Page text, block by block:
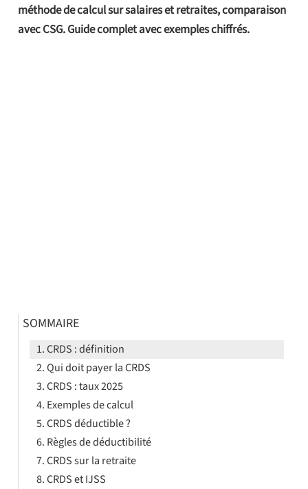
méthode de calcul sur salaires et retraites, comparaison
avec CSG. Guide complet avec exemples chiffrés.
SOMMAIRE
CRDS : définition
Qui doit payer la CRDS
CRDS : taux 2025
Exemples de calcul
CRDS déductible ?
Règles de déductibilité
CRDS sur la retraite
CRDS et IJSS